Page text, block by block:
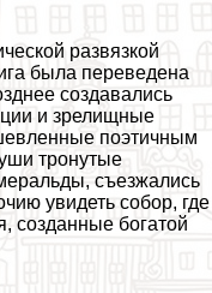
развязкой
была переведена
создавались
и зрелищные
поэтичным
тронутые
съезжались
увидеть собор, где
созданные богатой